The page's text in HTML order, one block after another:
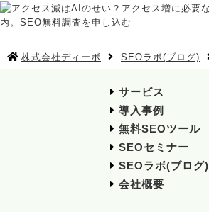
株式会社ディーボ SEOラボ(ブログ)
サービス
導入事例
無料SEOツール
SEOセミナー
SEOラボ(ブログ)
会社概要